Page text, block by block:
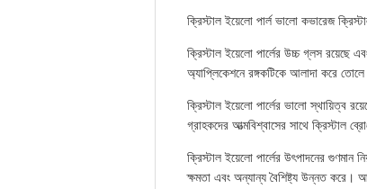
ক্রিস্টাল ইয়েলো পার্ল ভালো কভারেজ
ক্রিস্টাল ইয়েলো পার্লের উচ্চ গ্লস রয়েছে
অ্যাপ্লিকেশনে রঙ্গকটিকে আলাদা করে
ক্রিস্টাল ইয়েলো পার্লের ভালো স্থায়িত্ব
গ্রাহকদের আত্মবিশ্বাসের সাথে ক্রিস্টাল
ক্রিস্টাল ইয়েলো পার্লের উৎপাদনের গুণমান
ক্ষমতা এবং অন্যান্য বৈশিষ্ট্য উন্নত করে।